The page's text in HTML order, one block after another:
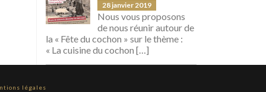
28 janvier 2019
Nous vous proposons
de nous réunir autour de
la « Fête du cochon » sur le thème :
« La cuisine du cochon […]
légales